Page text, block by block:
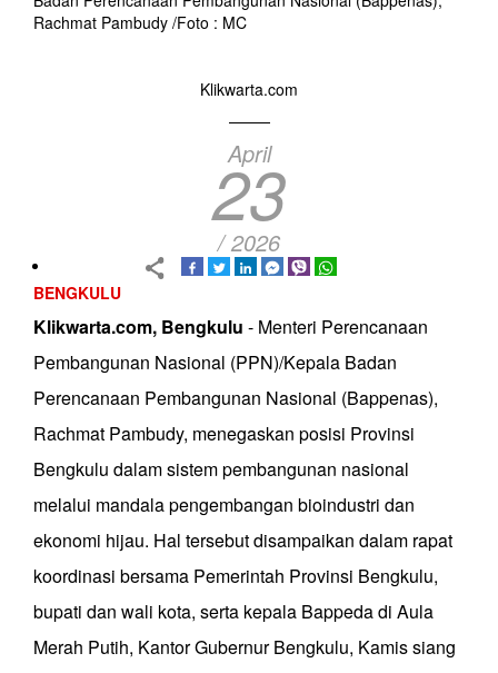
Rachmat Pambudy /Foto : MC
Klikwarta.com
April
23
/ 2026
BENGKULU
Klikwarta.com, Bengkulu - Menteri Perencanaan
Pembangunan Nasional (PPN)/Kepala Badan
Perencanaan Pembangunan Nasional (Bappenas),
Rachmat Pambudy, menegaskan posisi Provinsi
Bengkulu dalam sistem pembangunan nasional
melalui mandala pengembangan bioindustri dan
ekonomi hijau. Hal tersebut disampaikan dalam rapat
koordinasi bersama Pemerintah Provinsi Bengkulu,
bupati dan wali kota, serta kepala Bappeda di Aula
Merah Putih, Kantor Gubernur Bengkulu, Kamis siang